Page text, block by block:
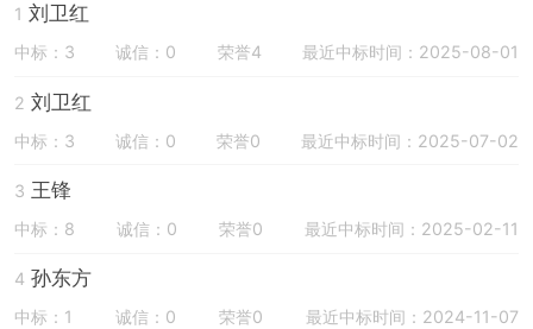
1 刘卫红
中标：3 诚信：0 荣誉4 最近中标时间：2025-08-01
2 刘卫红
中标：3 诚信：0 荣誉0 最近中标时间：2025-07-02
3 王锋
中标：8 诚信：0 荣誉0 最近中标时间：2025-02-11
4 孙东方
中标：1 诚信：0 荣誉0 最近中标时间：2024-11-07